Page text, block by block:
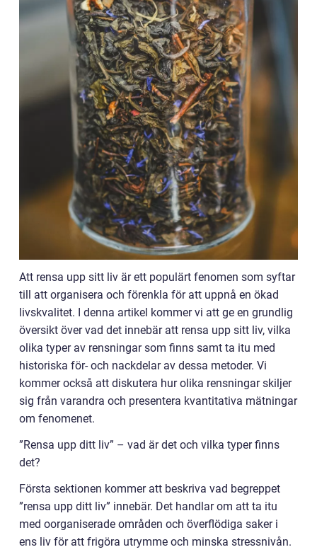
Att rensa upp sitt liv är ett populärt fenomen som syftar
till att organisera och förenkla för att uppnå en ökad
livskvalitet. I denna artikel kommer vi att ge en grundlig
översikt över vad det innebär att rensa upp sitt liv, vilka
olika typer av rensningar som finns samt ta itu med
historiska för- och nackdelar av dessa metoder. Vi
kommer också att diskutera hur olika rensningar skiljer
sig från varandra och presentera kvantitativa mätningar
om fenomenet.
”Rensa upp ditt liv” – vad är det och vilka typer finns
det?
Första sektionen kommer att beskriva vad begreppet
”rensa upp ditt liv” innebär. Det handlar om att ta itu
med oorganiserade områden och överflödiga saker i
ens liv för att frigöra utrymme och minska stressnivån.